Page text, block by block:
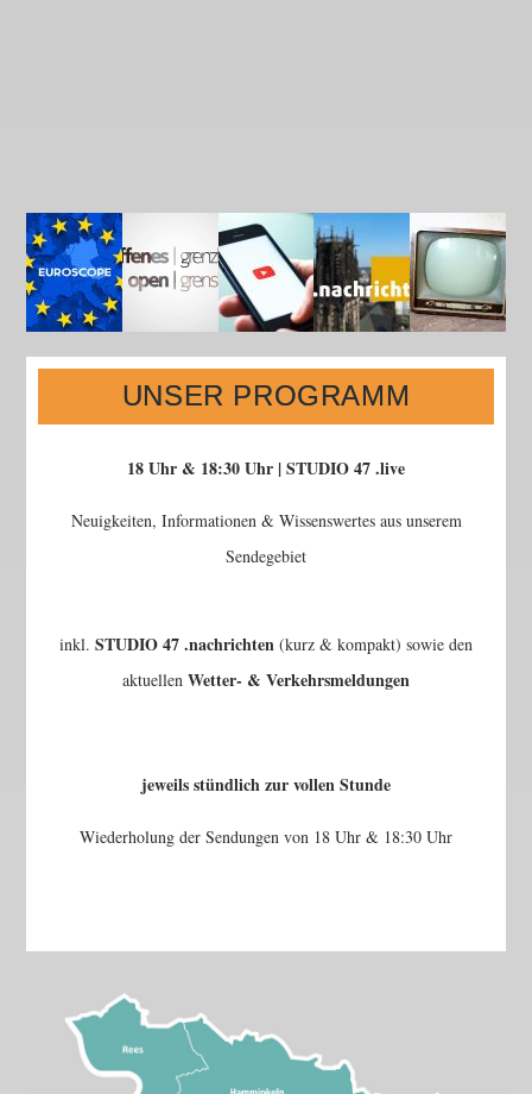
UNSER PROGRAMM
18 Uhr & 18:30 Uhr | STUDIO 47 .live
Neuigkeiten, Informationen & Wissenswertes aus unserem
Sendegebiet
inkl. STUDIO 47 .nachrichten (kurz & kompakt) sowie den
aktuellen Wetter- & Verkehrsmeldungen
jeweils stündlich zur vollen Stunde
Wiederholung der Sendungen von 18 Uhr & 18:30 Uhr